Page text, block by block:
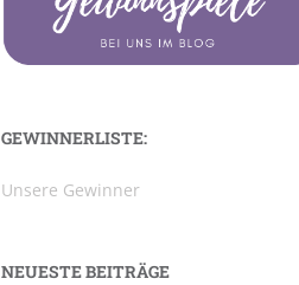
GEWINNERLISTE:
Unsere Gewinner
NEUESTE BEITRÄGE